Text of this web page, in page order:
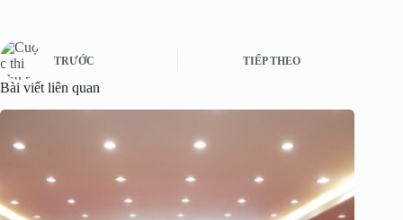
TRƯỚC TIẾP THEO
Bài viết liên quan